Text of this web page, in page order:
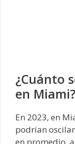
¿Cuánto
en Miami?
En 2023, en
podrían